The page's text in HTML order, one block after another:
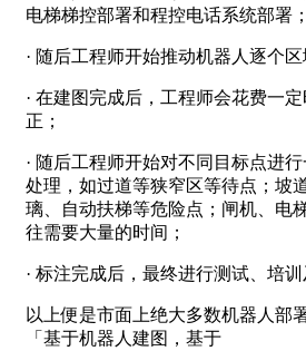
电梯梯控部署和程控电话系统部署；
· 随后工程师开始推动机器人逐个区
· 在建图完成后，工程师会花费一
正；
· 随后工程师开始对不同目标点进
处理，如过道等狭窄区等待点；坡
璃、自动扶梯等危险点；闸机、电
往需要大量的时间；
· 标注完成后，最终进行测试、培训
以上便是市面上绝大多数机器人部
「基于机器人建图，基于